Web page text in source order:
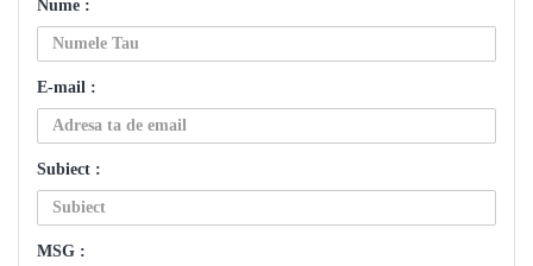
Nume :
E-mail :
Subiect :
MSG :